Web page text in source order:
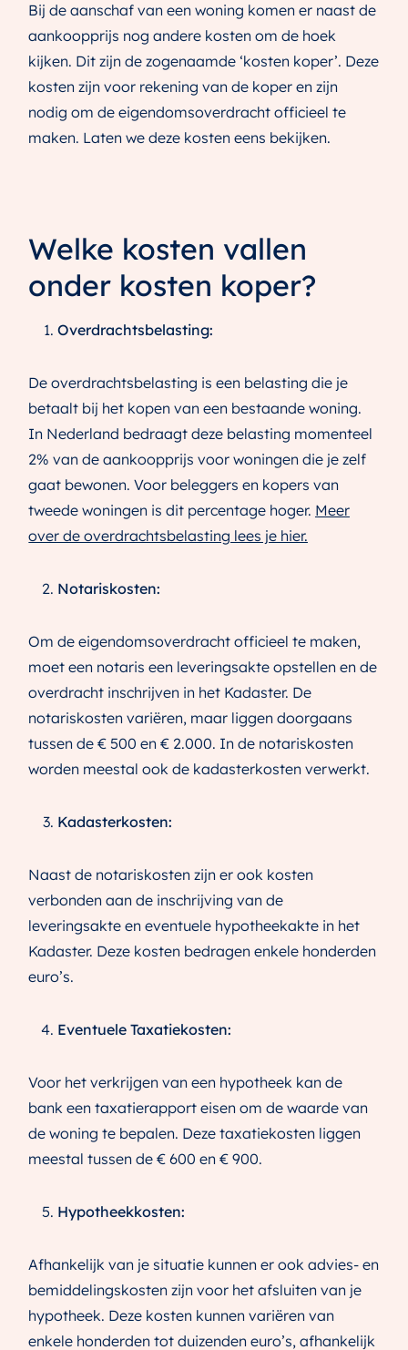
Bij de aanschaf van een woning komen er naast de
aankoopprijs nog andere kosten om de hoek
kijken. Dit zijn de zogenaamde ‘kosten koper’. Deze
kosten zijn voor rekening van de koper en zijn
nodig om de eigendomsoverdracht officieel te
maken. Laten we deze kosten eens bekijken.
Welke kosten vallen
onder kosten koper?
Overdrachtsbelasting:
De overdrachtsbelasting is een belasting die je
betaalt bij het kopen van een bestaande woning.
In Nederland bedraagt deze belasting momenteel
2% van de aankoopprijs voor woningen die je zelf
gaat bewonen. Voor beleggers en kopers van
tweede woningen is dit percentage hoger. Meer
over de overdrachtsbelasting lees je hier.
Notariskosten:
Om de eigendomsoverdracht officieel te maken,
moet een notaris een leveringsakte opstellen en de
overdracht inschrijven in het Kadaster. De
notariskosten variëren, maar liggen doorgaans
tussen de € 500 en € 2.000. In de notariskosten
worden meestal ook de kadasterkosten verwerkt.
Kadasterkosten:
Naast de notariskosten zijn er ook kosten
verbonden aan de inschrijving van de
leveringsakte en eventuele hypotheekakte in het
Kadaster. Deze kosten bedragen enkele honderden
euro’s.
Eventuele Taxatiekosten:
Voor het verkrijgen van een hypotheek kan de
bank een taxatierapport eisen om de waarde van
de woning te bepalen. Deze taxatiekosten liggen
meestal tussen de € 600 en € 900.
Hypotheekkosten:
Afhankelijk van je situatie kunnen er ook advies- en
bemiddelingskosten zijn voor het afsluiten van je
hypotheek. Deze kosten kunnen variëren van
enkele honderden tot duizenden euro’s, afhankelijk